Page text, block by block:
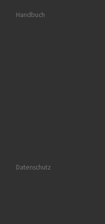
Handbuch
Datenschutz